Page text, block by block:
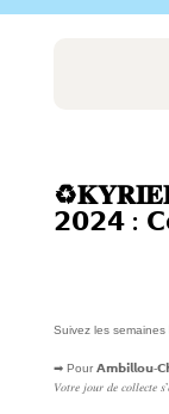
𝟮𝟬𝟮𝟰 :
Suivez les semaines
➡ Pour 𝗔𝗺𝗯𝗶𝗹𝗹𝗼𝘂-
𝑉𝑜𝑡𝑟𝑒 𝑗𝑜𝑢𝑟 𝑑𝑒 𝑐𝑜𝑙𝑙𝑒𝑐𝑡𝑒